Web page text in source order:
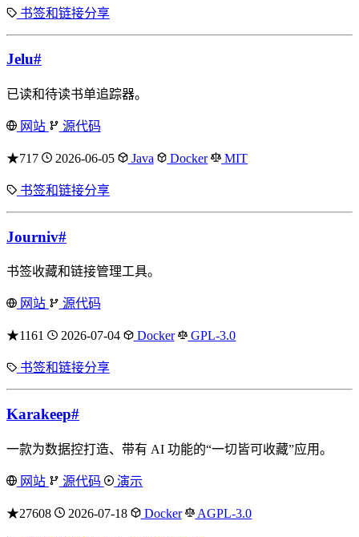
书签和链接分享
Jelu#
已读和待读书单追踪器。
网站 源代码
★717 2026-06-05 Java Docker MIT
书签和链接分享
Journiv#
书签收藏和链接管理工具。
网站 源代码
★1161 2026-07-04 Docker GPL-3.0
书签和链接分享
Karakeep#
一款为数据控打造、带有 AI 功能的“一切皆可收藏”应用。
网站 源代码 演示
★27608 2026-07-18 Docker AGPL-3.0